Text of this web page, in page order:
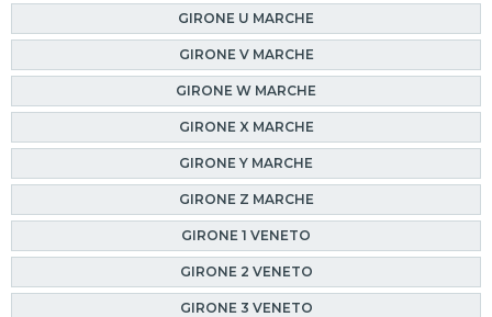
GIRONE U MARCHE
GIRONE V MARCHE
GIRONE W MARCHE
GIRONE X MARCHE
GIRONE Y MARCHE
GIRONE Z MARCHE
GIRONE 1 VENETO
GIRONE 2 VENETO
GIRONE 3 VENETO